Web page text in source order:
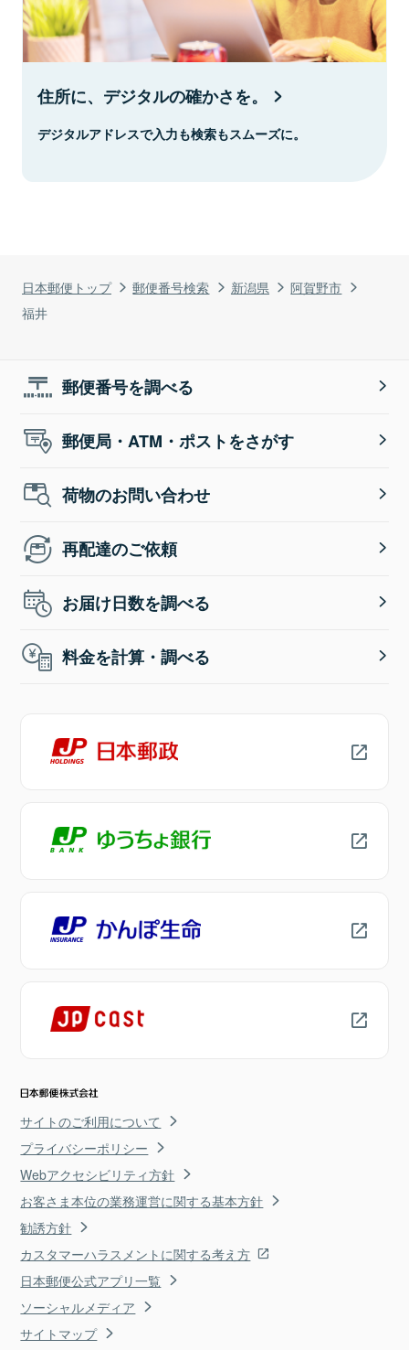
日本郵便トップ 郵便番号検索 新潟県
阿賀野市
福井
住所に、デジタルの確かさを。
デジタルアドレスで入力も検索もスムーズに。
郵便番号を調べる
郵便局・ATM・ポストをさがす
荷物のお問い合わせ
再配達のご依頼
お届け日数を調べる
料金を計算・調べる
サイトのご利用について
プライバシーポリシー
Webアクセシビリティ方針
お客さま本位の業務運営に関する基本方針
勧誘方針
カスタマーハラスメントに関する考え方
日本郵便公式アプリ一覧
ソーシャルメディア
サイトマップ